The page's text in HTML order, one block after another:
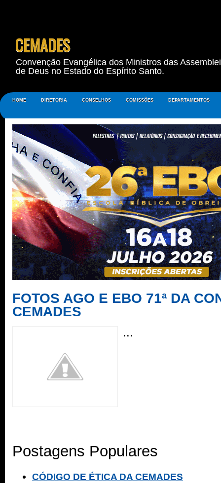
CEMADES
Convenção Evangélica dos Ministros das
de Deus no Estado do Espírito Santo.
HOME DIRETORIA CONSELHOS COMISSÕES DEPARTAMENTOS
FOTOS AGO E EBO 71ª DA
CEMADES
...
Postagens Populares
CÓDIGO DE ÉTICA DA CEMADES